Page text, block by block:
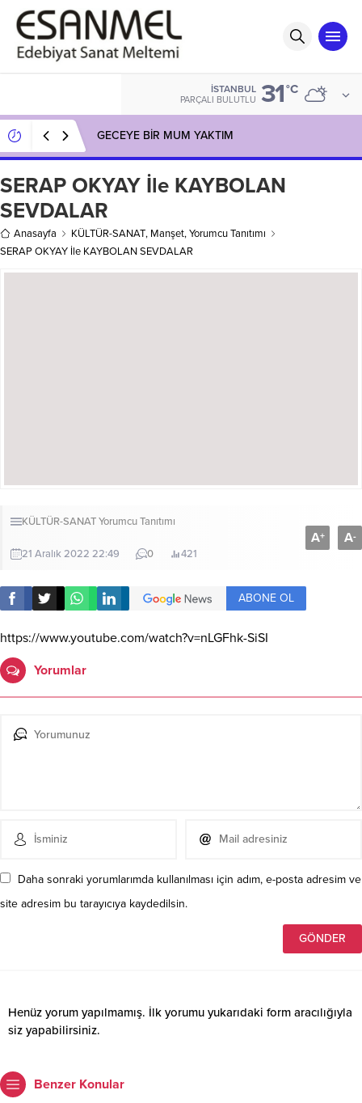
İSTANBUL
PARÇALI BULUTLU 31°C
GECEYE BİR MUM YAKTIM
SERAP OKYAY İle KAYBOLAN
SEVDALAR
Anasayfa KÜLTÜR-SANAT, Manşet,Yorumcu Tanıtımı
SERAP OKYAY İle KAYBOLAN SEVDALAR
KÜLTÜR-SANATYorumcu Tanıtımı
21 Aralık 2022 22:49 0 421
A+ A-
ABONE OL
https://www.youtube.com/watch?v=nLGFhk-SiSI
Yorumlar
Daha sonraki yorumlarımda kullanılması için adım, e-posta adresim ve
site adresim bu tarayıcıya kaydedilsin.
Henüz yorum yapılmamış. İlk yorumu yukarıdaki form aracılığıyla
siz yapabilirsiniz.
Benzer Konular